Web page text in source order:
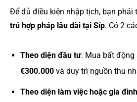
Để đủ điều kiện nhập tịch, bạn phải
trú hợp pháp lâu dài tại Síp. Có 2
Theo diện đầu tư: Mua bất động
€300.000và duy trì nguồn thu
Theo diện làm việc hoặc gia đình